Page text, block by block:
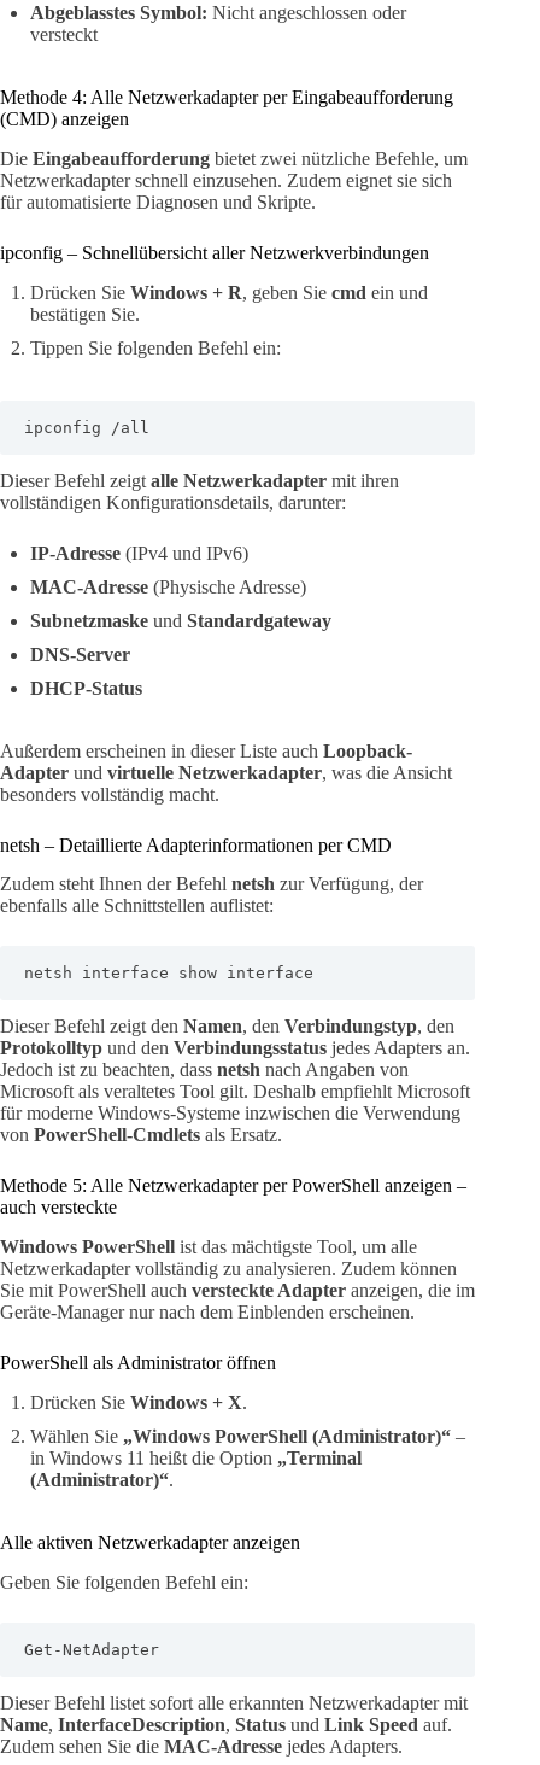
Abgeblasstes Symbol: Nicht angeschlossen oder
versteckt
Methode 4: Alle Netzwerkadapter per Eingabeaufforderung
(CMD) anzeigen
Die Eingabeaufforderung bietet zwei nützliche Befehle, um
Netzwerkadapter schnell einzusehen. Zudem eignet sie sich
für automatisierte Diagnosen und Skripte.
ipconfig – Schnellübersicht aller Netzwerkverbindungen
Drücken Sie Windows + R, geben Sie cmd ein und
bestätigen Sie.
Tippen Sie folgenden Befehl ein:
ipconfig /all
Dieser Befehl zeigt alle Netzwerkadapter mit ihren
vollständigen Konfigurationsdetails, darunter:
IP-Adresse (IPv4 und IPv6)
MAC-Adresse (Physische Adresse)
Subnetzmaske und Standardgateway
DNS-Server
DHCP-Status
Außerdem erscheinen in dieser Liste auch Loopback-
Adapter und virtuelle Netzwerkadapter, was die Ansicht
besonders vollständig macht.
netsh – Detaillierte Adapterinformationen per CMD
Zudem steht Ihnen der Befehl netsh zur Verfügung, der
ebenfalls alle Schnittstellen auflistet:
netsh interface show interface
Dieser Befehl zeigt den Namen, den Verbindungstyp, den
Protokolltyp und den Verbindungsstatus jedes Adapters an.
Jedoch ist zu beachten, dass netsh nach Angaben von
Microsoft als veraltetes Tool gilt. Deshalb empfiehlt Microsoft
für moderne Windows-Systeme inzwischen die Verwendung
von PowerShell-Cmdlets als Ersatz.
Methode 5: Alle Netzwerkadapter per PowerShell anzeigen –
auch versteckte
Windows PowerShell ist das mächtigste Tool, um alle
Netzwerkadapter vollständig zu analysieren. Zudem können
Sie mit PowerShell auch versteckte Adapter anzeigen, die im
Geräte-Manager nur nach dem Einblenden erscheinen.
PowerShell als Administrator öffnen
Drücken Sie Windows + X.
Wählen Sie „Windows PowerShell (Administrator)“ –
in Windows 11 heißt die Option „Terminal
(Administrator)“.
Alle aktiven Netzwerkadapter anzeigen
Geben Sie folgenden Befehl ein:
Get-NetAdapter
Dieser Befehl listet sofort alle erkannten Netzwerkadapter mit
Name, InterfaceDescription, Status und Link Speed auf.
Zudem sehen Sie die MAC-Adresse jedes Adapters.